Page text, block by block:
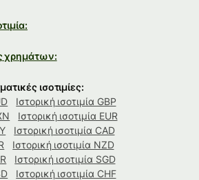
χρημάτων:
ισοτιμίες:
Ιστορική ισοτιμία GBP
Ιστορική ισοτιμία EUR
Ιστορική ισοτιμία CAD
Ιστορική ισοτιμία NZD
Ιστορική ισοτιμία SGD
Ιστορική ισοτιμία CHF